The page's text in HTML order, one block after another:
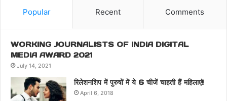
Popular Recent Comments
WORKING JOURNALISTS OF INDIA DIGITAL
MEDIA AWARD 2021
July 14, 2021
रिलेशनशिप में पुरुषों में ये 6 चीजें चाहती हैं महिलाएं!
April 6, 2018